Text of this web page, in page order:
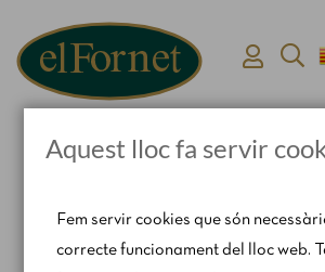
Aquest lloc fa servir
Fem servir cookies que són
correcte funcionament del lloc web.